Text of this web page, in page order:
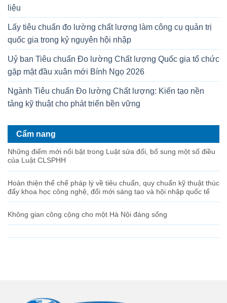
liệu
Lấy tiêu chuẩn đo lường chất lượng làm công cụ quản trị
quốc gia trong kỷ nguyên hội nhập
Uỷ ban Tiêu chuẩn Đo lường Chất lượng Quốc gia tổ chức
gặp mặt đầu xuân mới Bính Ngọ 2026
Ngành Tiêu chuẩn Đo lường Chất lượng: Kiến tạo nền
tảng kỹ thuật cho phát triển bền vững
Cẩm nang
Những điểm mới nổi bật trong Luật sửa đổi, bổ sung một số điều
của Luật CLSPHH
Hoàn thiện thể chế pháp lý về tiêu chuẩn, quy chuẩn kỹ thuật thúc
đẩy khoa học công nghệ, đổi mới sáng tạo và hội nhập quốc tế
Không gian công cộng cho một Hà Nội đáng sống